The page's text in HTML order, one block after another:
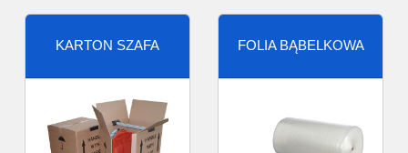
KARTON SZAFA FOLIA BĄBELKOWA